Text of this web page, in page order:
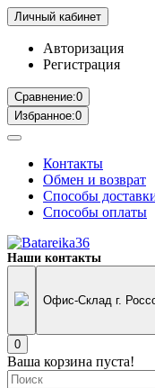
Личный кабинет
Авторизация
Регистрация
Сравнение:0
Избранное:0
Контакты
Обмен и возврат
Способы
Способы оплаты
Наши контакты
Офис-Склад г.
0
Ваша корзина пуста!